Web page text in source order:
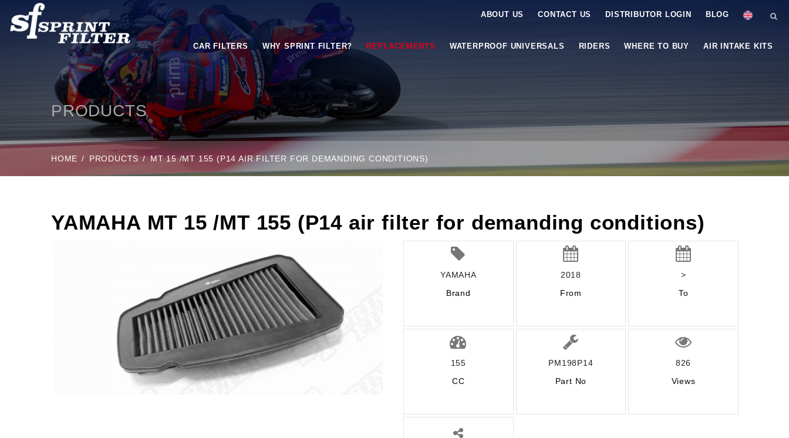
ABOUT US CONTACT US DISTRIBUTOR LOGIN BLOG
CAR FILTERS WHY SPRINT FILTER? REPLACEMENTS WATERPROOF UNIVERSALS RIDERS WHERE TO BUY AIR INTAKE KITS
PRODUCTS
HOME PRODUCTS MT 15 /MT 155 (P14 AIR FILTER FOR DEMANDING CONDITIONS)
YAMAHA MT 15 /MT 155 (P14 air filter for demanding conditions)
YAMAHA
Brand
2018
From
>
To
155
CC
PM198P14
Part No
826
Views